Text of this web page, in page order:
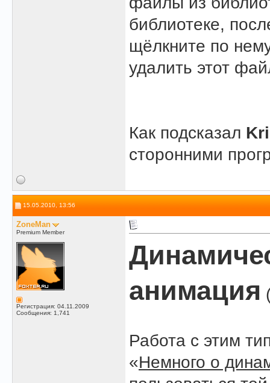
библиотеке,
щёлкните по
удалить этот
Как подсказал
сторонними
15.05.2010, 13:56
ZoneMan
Premium Member
Регистрация: 04.11.2009
Сообщения: 1,741
анимация
Работа с этим
«Немного о